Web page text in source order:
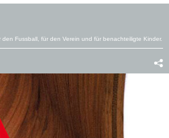
Fussball, für den Verein und für benachteiligte Kinder.